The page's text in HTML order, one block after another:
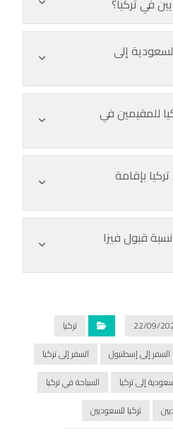
إلى
للمقيمين في
بإقامة
قبول فيزا
22/09/
تركيا
السفر إلى إسطنبول
السفر إلى تركيا
إلى تركيا
السياحة في تركيا
تركيا للسعوديين